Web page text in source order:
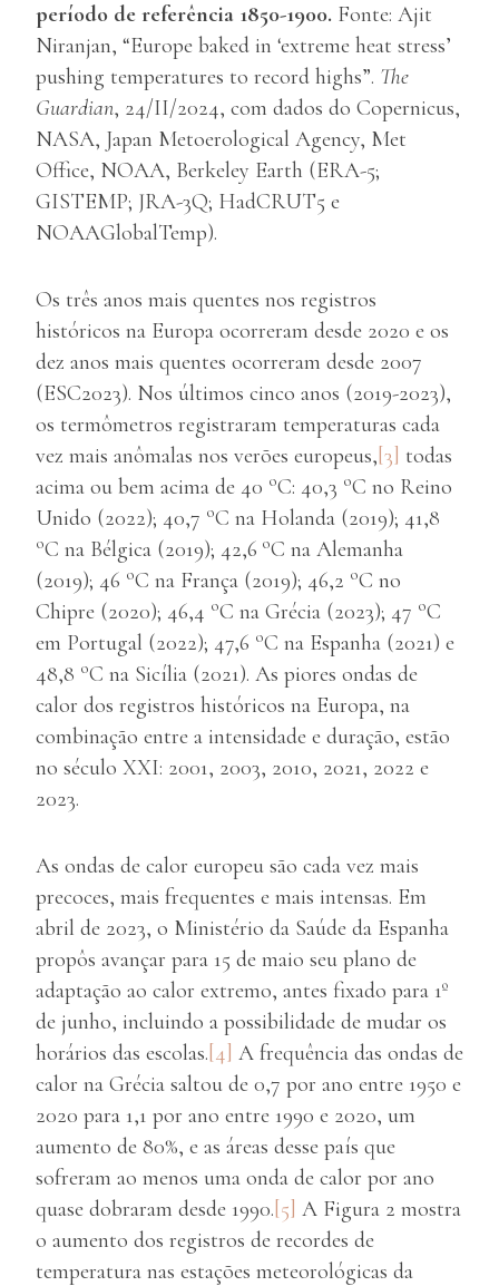
período de referência 1850-1900. Fonte: Ajit
Niranjan, “Europe baked in ‘extreme heat stress’
pushing temperatures to record highs”. The
Guardian, 24/II/2024, com dados do Copernicus,
NASA, Japan Metoerological Agency, Met
Office, NOAA, Berkeley Earth (ERA-5;
GISTEMP; JRA-3Q; HadCRUT5 e
NOAAGlobalTemp).
Os três anos mais quentes nos registros
históricos na Europa ocorreram desde 2020 e os
dez anos mais quentes ocorreram desde 2007
(ESC2023). Nos últimos cinco anos (2019-2023),
os termômetros registraram temperaturas cada
vez mais anômalas nos verões europeus,[3] todas
acima ou bem acima de 40 oC: 40,3 oC no Reino
Unido (2022); 40,7 oC na Holanda (2019); 41,8
oC na Bélgica (2019); 42,6 oC na Alemanha
(2019); 46 oC na França (2019); 46,2 oC no
Chipre (2020); 46,4 oC na Grécia (2023); 47 oC
em Portugal (2022); 47,6 oC na Espanha (2021) e
48,8 oC na Sicília (2021). As piores ondas de
calor dos registros históricos na Europa, na
combinação entre a intensidade e duração, estão
no século XXI: 2001, 2003, 2010, 2021, 2022 e
2023.
As ondas de calor europeu são cada vez mais
precoces, mais frequentes e mais intensas. Em
abril de 2023, o Ministério da Saúde da Espanha
propôs avançar para 15 de maio seu plano de
adaptação ao calor extremo, antes fixado para 1º
de junho, incluindo a possibilidade de mudar os
horários das escolas.[4] A frequência das ondas de
calor na Grécia saltou de 0,7 por ano entre 1950 e
2020 para 1,1 por ano entre 1990 e 2020, um
aumento de 80%, e as áreas desse país que
sofreram ao menos uma onda de calor por ano
quase dobraram desde 1990.[5] A Figura 2 mostra
o aumento dos registros de recordes de
temperatura nas estações meteorológicas da